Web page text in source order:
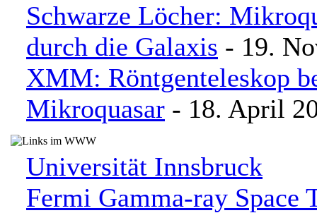
Schwarze Löcher:
durch die Galaxis - 19.
XMM: Röntgenteleskop
Mikroquasar - 18. April
Universität Innsbruck
Fermi Gamma-ray Space